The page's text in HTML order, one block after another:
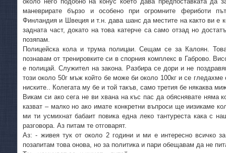
маневрирате бързо и особено при огромните фериботи
Финландия и Швеция и т.н. дава шанс да местите на както ви е
задната част, докато на това катерче са само отзад но
позяпам.
Полицейска кола и трума полицаи. Сещам се за Калоян.
познавам от тренировките си в спорния комплекс в Габрово.
е полицай. Служител на закона. Разбира се дори и не
този около 50г мъж който бе може би около 100кг и се
ниските.. Колегата му бе и той такъв, само третия бе някаква
Викам си ако сега не ви хвана на къс пас да обяснявате няма
казват – малко но ако имате конкретни въпроси ще иизикаме
ми ти усмихнат бабаит повика една леко тантуреста кака с
разговора. Аз питам те отговарят.
Аз: - живея тук от около 2 години и ми е интересно всичко
позапитам това онова, но за политика и пари обещавам да не